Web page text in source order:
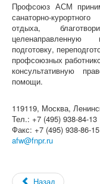
Профсоюз АСМ
санаторно-
отдыха,
подготовку,
профсоюзных
консультативную
помощи.
119119, Москва,
Тел.: +7 (495) 938-84-13
Факс: +7 (495) 938-86-15
afw@fnpr.ru
Назад